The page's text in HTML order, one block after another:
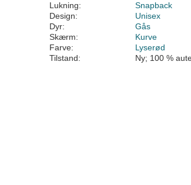
Lukning:
Snapback
Design:
Unisex
Dyr:
Gås
Skærm:
Kurve
Farve:
Lyserød
Tilstand:
Ny; 100 %